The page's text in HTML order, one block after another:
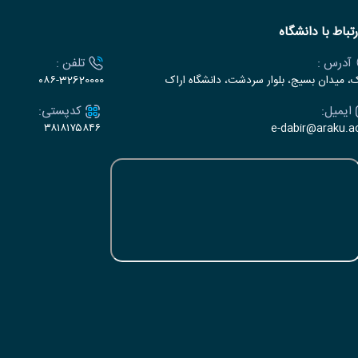
با دانشگاه
آدرس :
میدان بسیج، بلوار سردشت، دانشگاه اراک
تلفن :
۰۸۶-32620000
ایمیل:
e-
کدپستی:
۳۸۱۸۱۷۵۸۴۶